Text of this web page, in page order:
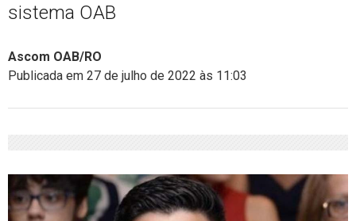
sistema OAB
Ascom OAB/RO
Publicada em 27 de julho de 2022 às 11:03